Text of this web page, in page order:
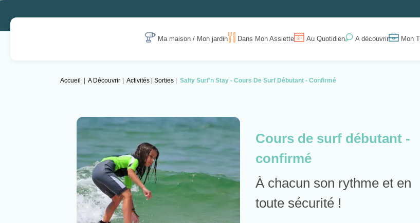
Ma maison / Mon jardin Dans Mon Assiette Au Quotidien A découvrir Mon
Accueil A Découvrir Activités | Sorties Salty Surf'n Stay -Cours De Surf Débutant - Confirmé
Cours de surf débutant -
confirmé
À chacun son rythme et en
toute sécurité !